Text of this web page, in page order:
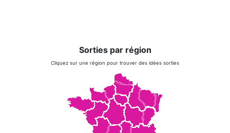
Sorties par région
Cliquez sur une région pour trouver des idées sorties